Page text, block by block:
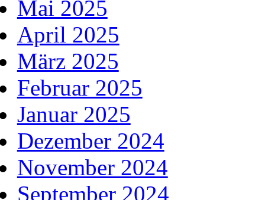
Mai 2025
April 2025
März 2025
Februar 2025
Januar 2025
Dezember 2024
November 2024
September 2024